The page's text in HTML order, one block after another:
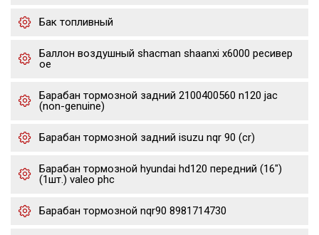
Бак топливный
Баллон воздушный shacman shaanxi x6000 ресивер
oe
Барабан тормозной задний 2100400560 n120 jac
(non-genuine)
Барабан тормозной задний isuzu nqr 90 (cr)
Барабан тормозной hyundai hd120 передний (16")
(1шт.) valeo phc
Барабан тормозной nqr90 8981714730